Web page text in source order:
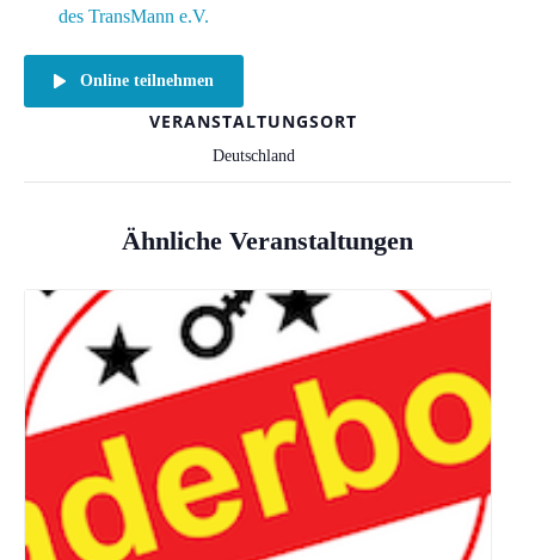
des TransMann e.V.
Online teilnehmen
VERANSTALTUNGSORT
Deutschland
Ähnliche Veranstaltungen